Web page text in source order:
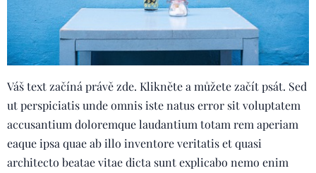
Váš text začíná právě zde. Klikněte a můžete začít psát. Sed
ut perspiciatis unde omnis iste natus error sit voluptatem
accusantium doloremque laudantium totam rem aperiam
eaque ipsa quae ab illo inventore veritatis et quasi
architecto beatae vitae dicta sunt explicabo nemo enim